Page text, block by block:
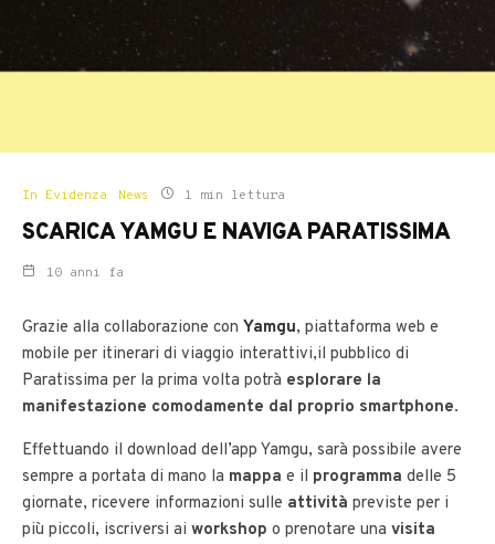
In Evidenza News 1 min lettura
SCARICA YAMGU E NAVIGA PARATISSIMA
10 anni fa
Grazie alla collaborazione con Yamgu, piattaforma web e
mobile per itinerari di viaggio interattivi,il pubblico di
Paratissima per la prima volta potrà esplorare la
manifestazione comodamente dal proprio smartphone.
Effettuando il download dell’app Yamgu, sarà possibile avere
sempre a portata di mano la mappa e il programma delle 5
giornate, ricevere informazioni sulle attività previste per i
più piccoli, iscriversi ai workshop o prenotare una visita